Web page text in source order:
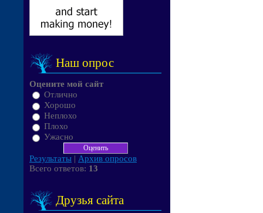
Наш опрос
Оцените мой сайт
Отлично
Хорошо
Неплохо
Плохо
Ужасно
Результаты | Архив опросов
Всего ответов: 13
Друзья сайта